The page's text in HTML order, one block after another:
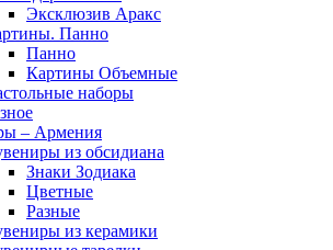
Эксклюзив Аракс
Панно
Панно
Картины Объемные
наборы
– Армения
из обсидиана
Знаки Зодиака
Цветные
Разные
из керамики